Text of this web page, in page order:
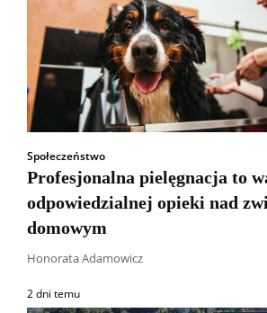
Społeczeństwo
Profesjonalna pielęgnacja to
odpowiedzialnej opieki nad
domowym
Honorata Adamowicz
2 dni temu